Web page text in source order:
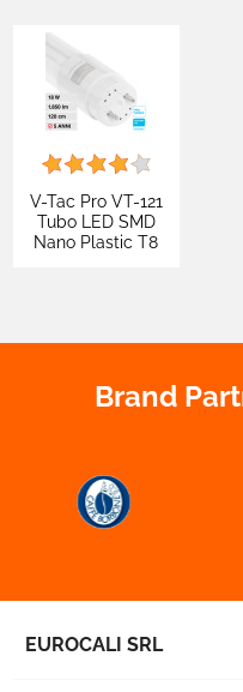
V-Tac Pro VT-121
Tubo LED SMD
Nano Plastic T8
21653 / 21654 /
Brand
EUROCALI SRL